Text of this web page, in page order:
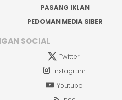
PASANG IKLAN
PEDOMAN MEDIA SIBER
SOCIAL
Twitter
Instagram
Youtube